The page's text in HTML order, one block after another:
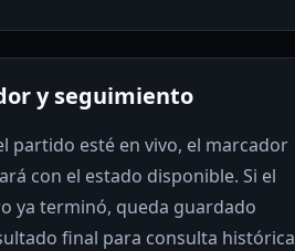
y seguimiento
partido esté en vivo, el marcador
con el estado disponible. Si el
ya terminó, queda guardado
final para consulta histórica